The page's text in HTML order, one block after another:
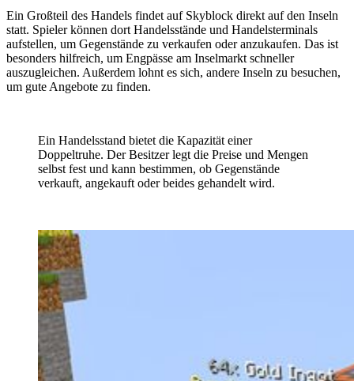
Ein Großteil des Handels findet auf Skyblock direkt auf den Inseln
statt. Spieler können dort Handelsstände und Handelsterminals
aufstellen, um Gegenstände zu verkaufen oder anzukaufen. Das ist
besonders hilfreich, um Engpässe am Inselmarkt schneller
auszugleichen. Außerdem lohnt es sich, andere Inseln zu besuchen,
um gute Angebote zu finden.
Ein Handelsstand bietet die Kapazität einer
Doppeltruhe. Der Besitzer legt die Preise und Mengen
selbst fest und kann bestimmen, ob Gegenstände
verkauft, angekauft oder beides gehandelt wird.